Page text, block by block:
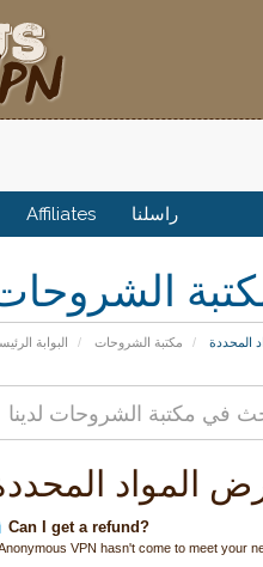
Affiliates راسلنا
البوابة مكتبة الشروحات
Can I get a refund?
VPN hasn't come to meet your